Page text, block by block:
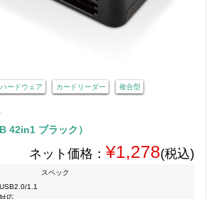
ードウェア カードリーダー 複合型
42in1 ブラック）
ネット価格： ¥1,278(税込)
スペック
USB2.0/1.1